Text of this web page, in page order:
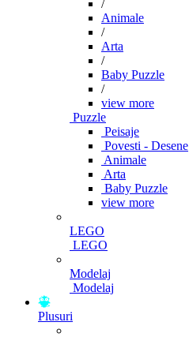
/
Animale
/
Arta
/
Baby Puzzle
/
view more
Puzzle
Peisaje
Povesti - Desene
Animale
Arta
Baby Puzzle
view more
LEGO
LEGO
Modelaj
Modelaj
Plusuri